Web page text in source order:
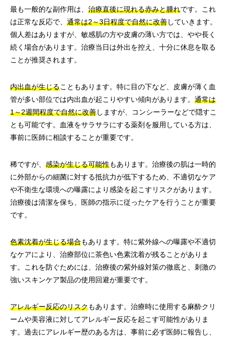
最も一般的な副作用は、 治療直後に現れる赤みと腫れです。これ
は正常な反応で、 通常は2～3日程度で自然に改善していきます。
個人差はありますが、敏感肌の方や皮膚の薄い方では、やや長く
続く場合があります。治療当日は外出を控え、十分に休息を取る
ことが推奨されます。
内出血が生じることもあります。特に目の下など、皮膚が薄く血
管が多い部位では内出血が起こりやすい傾向があります。 通常は
1～2週間程度で自然に改善しますが、コンシーラーなどで隠すこ
とも可能です。血液をサラサラにする薬剤を服用している方は、
事前に医師に相談することが重要です。
稀ですが、 感染が生じる可能性もあります。治療後の肌は一時的
に外部からの細菌に対する抵抗力が低下するため、不適切なケア
や不衛生な環境への曝露により感染を起こすリスクがあります。
治療後は清潔を保ち、医師の指示に従ったケアを行うことが重要
です。
色素沈着が生じる場合もあります。特に紫外線への曝露や不適切
なケアにより、治療部位に茶色い色素沈着が残ることがありま
す。これを防ぐためには、治療後の紫外線対策の徹底と、刺激の
強いスキンケア製品の使用回避が重要です。
アレルギー反応のリスクもあります。治療時に使用する麻酔クリ
ームや美容液に対してアレルギー反応を起こす可能性がありま
す。過去にアレルギー歴のある方は、事前に必ず医師に報告し、